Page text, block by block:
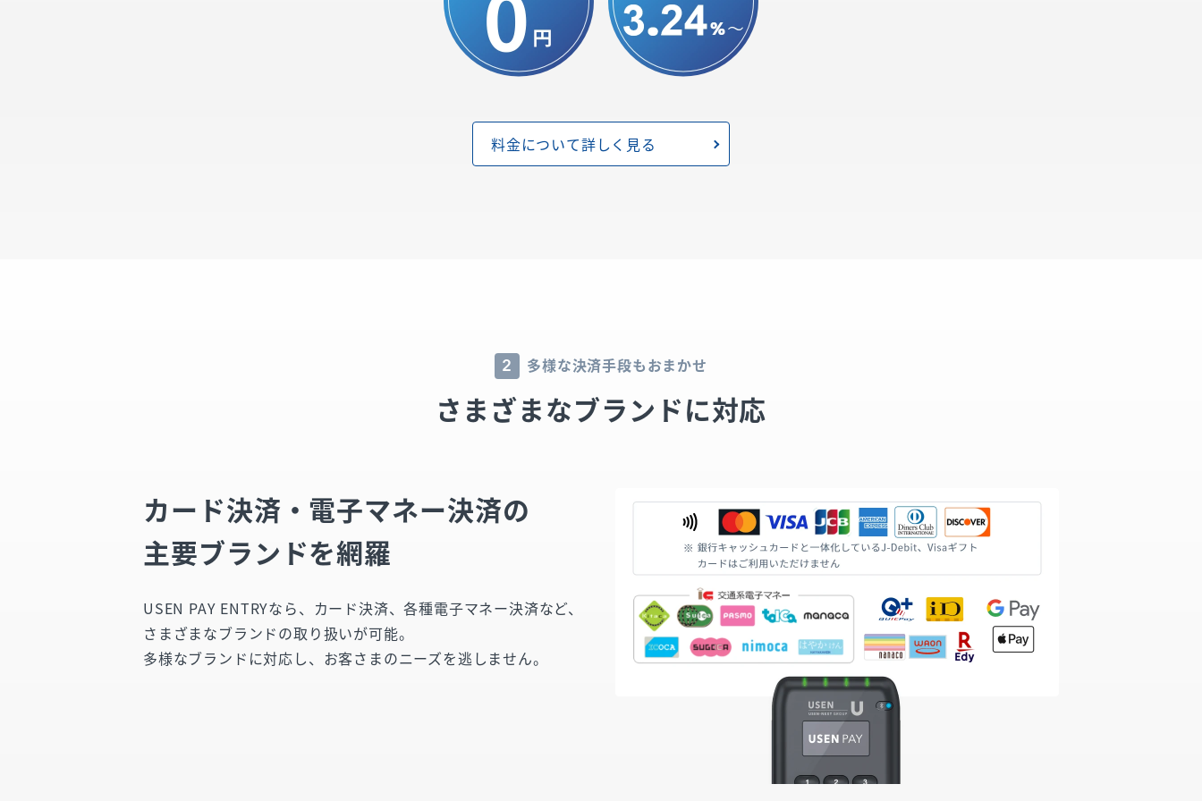
料金について詳しく見る
2 多様な決済手段もおまかせ
さまざまなブランドに対応
カード決済・電子マネー決済の
主要ブランドを網羅
USEN PAY ENTRYなら、カード決済、各種電子マネー決済など、
さまざまなブランドの取り扱いが可能。
多様なブランドに対応し、お客さまのニーズを逃しません。